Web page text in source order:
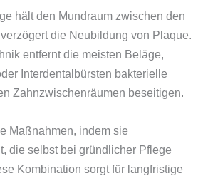
hält den Mundraum zwischen den
die Neubildung von Plaque.
entfernt die meisten Beläge,
Interdentalbürsten bakterielle
Zahnzwischenräumen beseitigen.
Maßnahmen, indem sie
die selbst bei gründlicher Pflege
Kombination sorgt für langfristige